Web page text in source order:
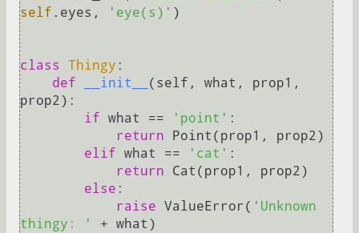
self .eyes, 'eye(s)' )
class Thingy :
def
__init__ ( self, what, prop1,
prop2):
if what == 'point' :
return Point(prop1, prop2)
elif what == 'cat' :
return Cat(prop1, prop2)
else :
raise ValueError( 'Unknown
thingy: '
+ what)